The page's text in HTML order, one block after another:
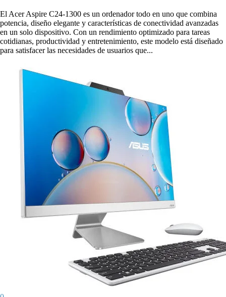
El Acer Aspire C24-1300 es un ordenador todo en uno que combina
potencia, diseño elegante y características de conectividad avanzadas
en un solo dispositivo. Con un rendimiento optimizado para tareas
cotidianas, productividad y entretenimiento, este modelo está diseñado
para satisfacer las necesidades de usuarios que...